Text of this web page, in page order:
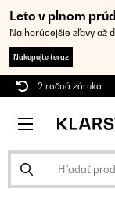
Leto v plnom
Najhorúcejšie zľavy až
Nakupujte teraz
2 ročná záruka